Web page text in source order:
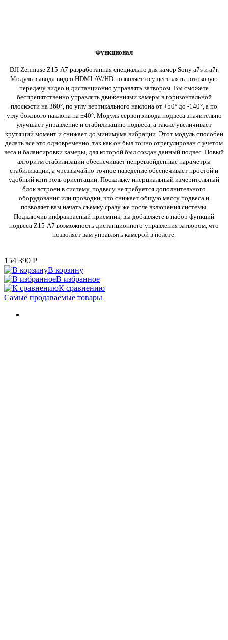
Функционал
DJI Zenmuse Z15-A7 разработанная специально для камер Sony a7s и a7r.
Модуль вывода видео HDMI-AV/HD позволяет осуществлять потоковую
передачу видео и дистанционно управлять затвором. Вы сможете
беспрепятственно управлять движениями камеры в горизонтальной
плоскости на 360°, по углу вертикального наклона от +50° до -140°, а по
углу бокового наклона на ±40°. Модуль сервопривода подвеса значительно
улучшает управление и стабилизацию подвеса, а также увеличивает
крутящий момент и снижает до минимума вибрации. Этот модуль способен
делать все это одновременно, так как он был точно отрегулирован с учетом
веса и балансировки камеры, для которой был создан данный подвес. Новый
алгоритм стабилизации обеспечивает непревзойденные параметры
стабилизации, а чрезвычайно точное наведение обеспечивает простой и
удобный контроль ориентации. Поскольку инерциальный измерительный
блок встроен в систему, подвесу не требуется дополнительного
оборудования или проводки, что снижает общую массу подвеса и
позволяет вам начать съемку сразу же после включения системы.
Подключив инфракрасный приемник, вы добавляете в набор функций
подвеса Z15-A7 возможность дистанционного управления затвором, что
позволяет вам управлять камерой в полете.
154 390 P
В корзину
В избранное
К сравнению
Самые продаваемые товары